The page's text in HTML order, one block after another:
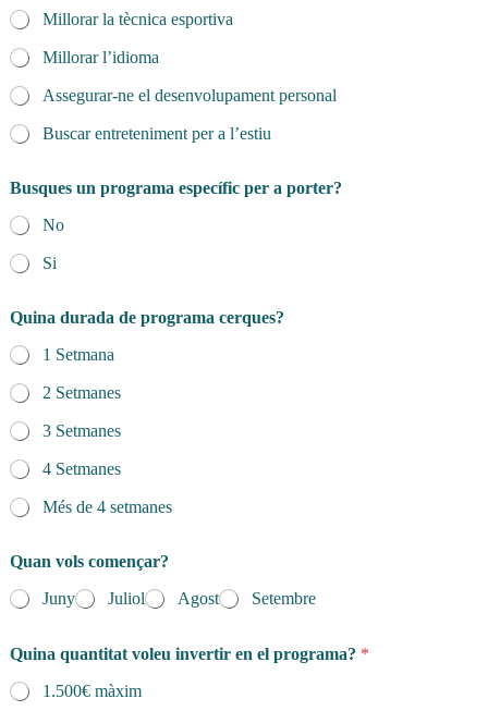
Millorar la tècnica esportiva
Millorar l’idioma
Assegurar-ne el desenvolupament personal
Buscar entreteniment per a l’estiu
Busques un programa específic per a porter?
No
Si
Quina durada de programa cerques?
1 Setmana
2 Setmanes
3 Setmanes
4 Setmanes
Més de 4 setmanes
Quan vols començar?
Juny
Juliol Agost Setembre
Quina quantitat voleu invertir en el programa? *
1.500€ màxim